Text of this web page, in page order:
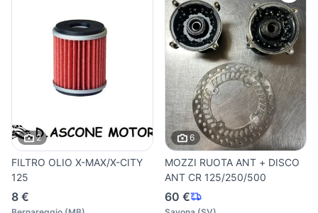
2
FILTRO OLIO X-MAX/X-CITY
125
8 €
6
MOZZI RUOTA ANT + DISCO
ANT CR 125/250/500
60 €